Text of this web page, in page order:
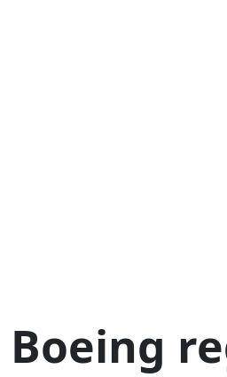
Boeing